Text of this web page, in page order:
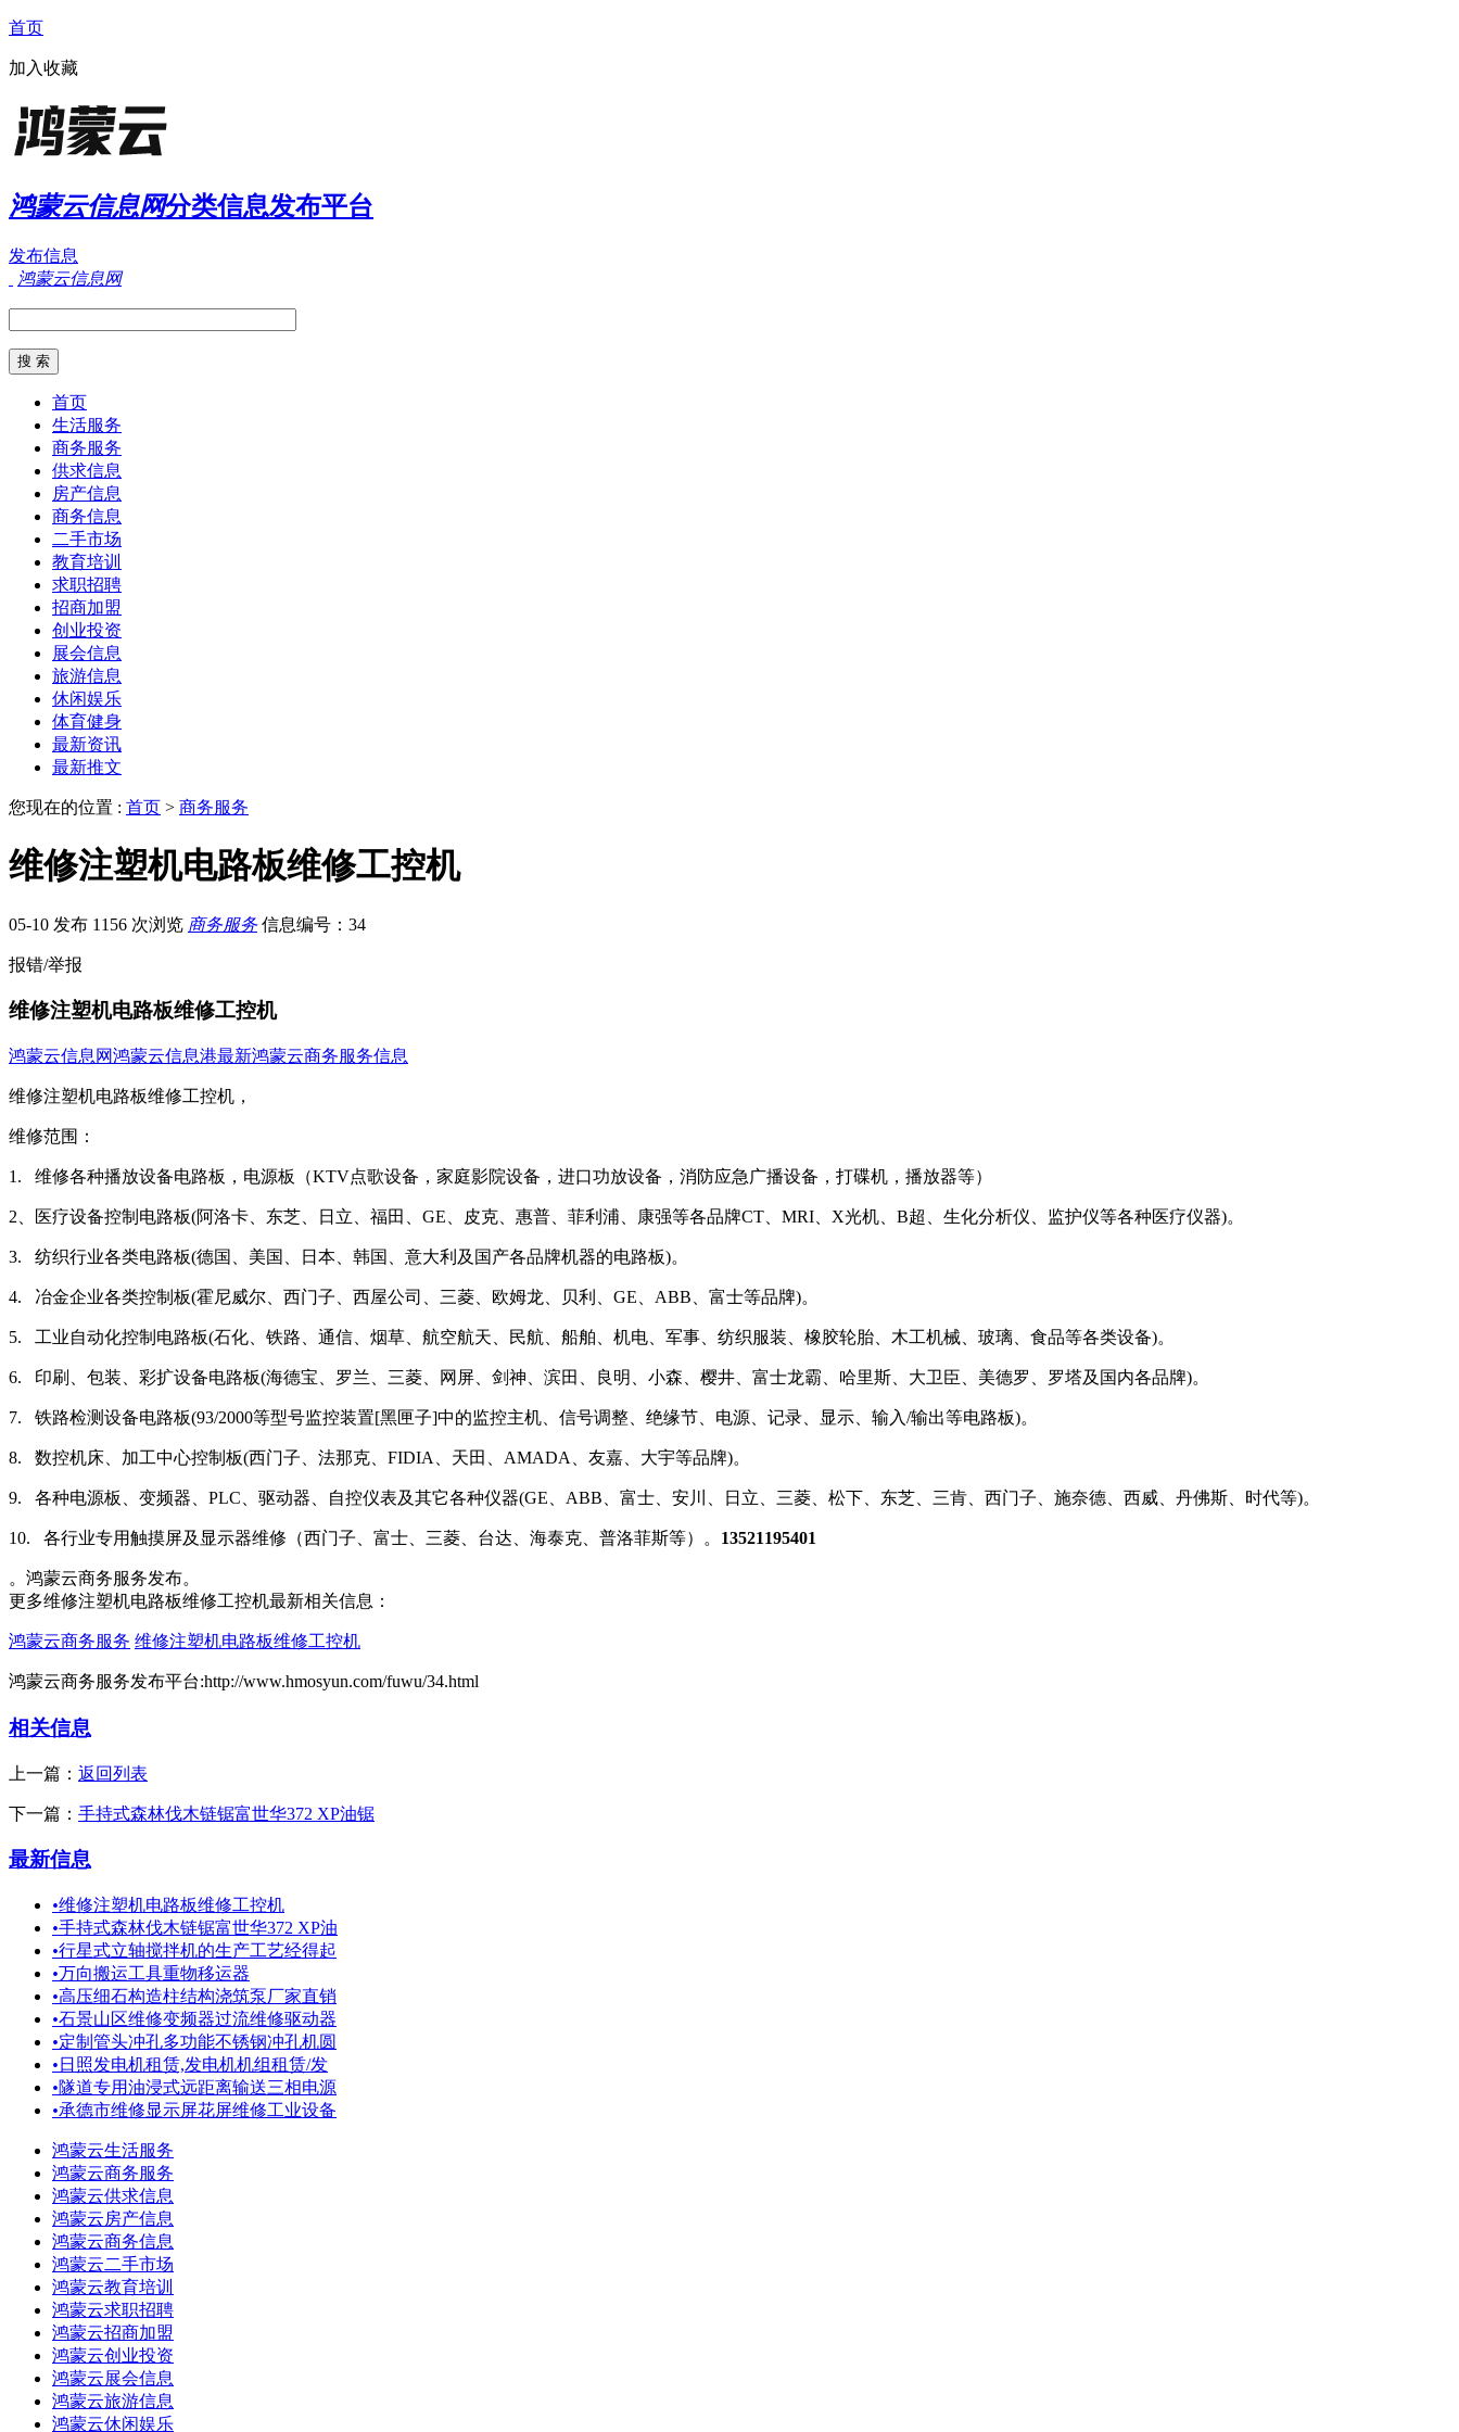
首页
加入收藏
鸿蒙云信息网分类信息发布平台
发布信息
鸿蒙云信息网
首页
生活服务
商务服务
供求信息
房产信息
商务信息
二手市场
教育培训
求职招聘
招商加盟
创业投资
展会信息
旅游信息
休闲娱乐
体育健身
最新资讯
最新推文
您现在的位置 : 首页 > 商务服务
维修注塑机电路板维修工控机
05-10 发布 1156 次浏览 商务服务 信息编号：34
报错/举报
维修注塑机电路板维修工控机
鸿蒙云信息网鸿蒙云信息港最新鸿蒙云商务服务信息
维修注塑机电路板维修工控机，
维修范围：
1. 维修各种播放设备电路板，电源板（KTV点歌设备，家庭影院设备，进口功放设备，消防应急广播设备，打碟机，播放器等）
2、医疗设备控制电路板(阿洛卡、东芝、日立、福田、GE、皮克、惠普、菲利浦、康强等各品牌CT、MRI、X光机、B超、生化分析仪、监护仪等各种医疗仪器)。
3. 纺织行业各类电路板(德国、美国、日本、韩国、意大利及国产各品牌机器的电路板)。
4. 冶金企业各类控制板(霍尼威尔、西门子、西屋公司、三菱、欧姆龙、贝利、GE、ABB、富士等品牌)。
5. 工业自动化控制电路板(石化、铁路、通信、烟草、航空航天、民航、船舶、机电、军事、纺织服装、橡胶轮胎、木工机械、玻璃、食品等各类设备)。
6. 印刷、包装、彩扩设备电路板(海德宝、罗兰、三菱、网屏、剑神、滨田、良明、小森、樱井、富士龙霸、哈里斯、大卫臣、美德罗、罗塔及国内各品牌)。
7. 铁路检测设备电路板(93/2000等型号监控装置[黑匣子]中的监控主机、信号调整、绝缘节、电源、记录、显示、输入/输出等电路板)。
8. 数控机床、加工中心控制板(西门子、法那克、FIDIA、天田、AMADA、友嘉、大宇等品牌)。
9. 各种电源板、变频器、PLC、驱动器、自控仪表及其它各种仪器(GE、ABB、富士、安川、日立、三菱、松下、东芝、三肯、西门子、施奈德、西威、丹佛斯、时代等)。
10. 各行业专用触摸屏及显示器维修（西门子、富士、三菱、台达、海泰克、普洛菲斯等）。 13521195401
。鸿蒙云商务服务发布。
更多维修注塑机电路板维修工控机最新相关信息：
鸿蒙云商务服务 维修注塑机电路板维修工控机
鸿蒙云商务服务发布平台:http://www.hmosyun.com/fuwu/34.html
相关信息
上一篇： 返回列表
下一篇： 手持式森林伐木链锯富世华372 XP油锯
最新信息
•维修注塑机电路板维修工控机
•手持式森林伐木链锯富世华372 XP油
•行星式立轴搅拌机的生产工艺经得起
•万向搬运工具重物移运器
•高压细石构造柱结构浇筑泵厂家直销
•石景山区维修变频器过流维修驱动器
•定制管头冲孔多功能不锈钢冲孔机圆
• 日照发电机租赁,发电机机组租赁/发
•隧道专用油浸式远距离输送三相电源
•承德市维修显示屏花屏维修工业设备
鸿蒙云生活服务
鸿蒙云商务服务
鸿蒙云供求信息
鸿蒙云房产信息
鸿蒙云商务信息
鸿蒙云二手市场
鸿蒙云教育培训
鸿蒙云求职招聘
鸿蒙云招商加盟
鸿蒙云创业投资
鸿蒙云展会信息
鸿蒙云旅游信息
鸿蒙云休闲娱乐